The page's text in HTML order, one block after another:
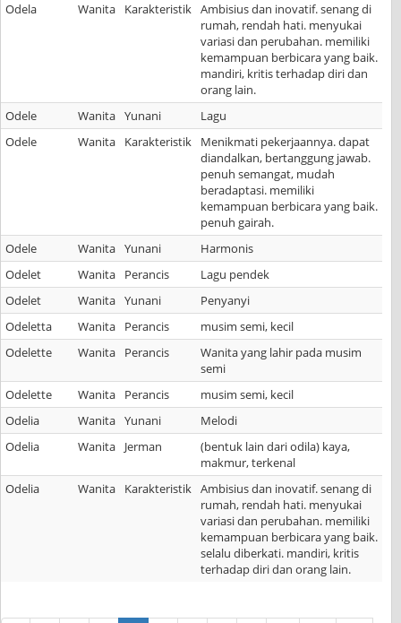
Odela
Wanita Karakteristik Ambisius dan inovatif. senang di
rumah, rendah hati. menyukai
variasi dan perubahan. memiliki
kemampuan berbicara yang baik.
mandiri, kritis terhadap diri dan
orang lain.
Odele
Wanita Yunani
Lagu
Odele
Wanita Karakteristik
Menikmati pekerjaannya. dapat
diandalkan, bertanggung jawab.
penuh semangat, mudah
beradaptasi. memiliki
kemampuan berbicara yang baik.
penuh gairah.
Odele
Wanita Yunani
Harmonis
Odelet
Wanita Perancis
Lagu pendek
Odelet
Wanita Yunani
Penyanyi
Odeletta
Wanita Perancis
musim semi, kecil
Odelette
Wanita Perancis
Wanita yang lahir pada musim
semi
Odelette
Wanita Perancis
musim semi, kecil
Odelia
Wanita Yunani
Melodi
Odelia
Wanita Jerman
(bentuk lain dari odila) kaya,
makmur, terkenal
Odelia
Wanita Karakteristik Ambisius dan inovatif. senang di
rumah, rendah hati. menyukai
variasi dan perubahan. memiliki
kemampuan berbicara yang baik.
selalu diberkati. mandiri, kritis
terhadap diri dan orang lain.